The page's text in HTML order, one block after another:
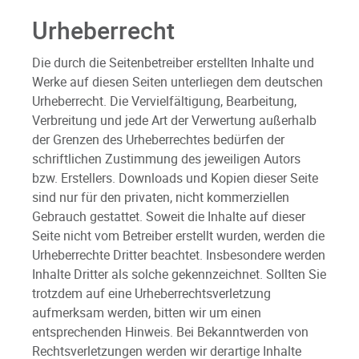
Urheberrecht
Die durch die Seitenbetreiber erstellten Inhalte und
Werke auf diesen Seiten unterliegen dem deutschen
Urheberrecht. Die Vervielfältigung, Bearbeitung,
Verbreitung und jede Art der Verwertung außerhalb
der Grenzen des Urheberrechtes bedürfen der
schriftlichen Zustimmung des jeweiligen Autors
bzw. Erstellers. Downloads und Kopien dieser Seite
sind nur für den privaten, nicht kommerziellen
Gebrauch gestattet. Soweit die Inhalte auf dieser
Seite nicht vom Betreiber erstellt wurden, werden die
Urheberrechte Dritter beachtet. Insbesondere werden
Inhalte Dritter als solche gekennzeichnet. Sollten Sie
trotzdem auf eine Urheberrechtsverletzung
aufmerksam werden, bitten wir um einen
entsprechenden Hinweis. Bei Bekanntwerden von
Rechtsverletzungen werden wir derartige Inhalte